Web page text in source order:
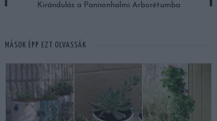
Kirándulás a Pannonhalmi Arborétumba
MÁSOK ÉPP EZT OLVASSÁK